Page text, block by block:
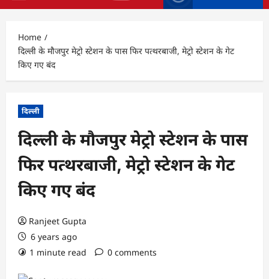
Home
दिल्ली के मौजपुर मेट्रो स्टेशन के पास फिर पत्थरबाजी, मेट्रो स्टेशन के गेट
किए गए बंद
दिल्ली
दिल्ली के मौजपुर मेट्रो स्टेशन के पास
फिर पत्थरबाजी, मेट्रो स्टेशन के गेट
किए गए बंद
Ranjeet Gupta
6 years ago
1 minute read
0 comments